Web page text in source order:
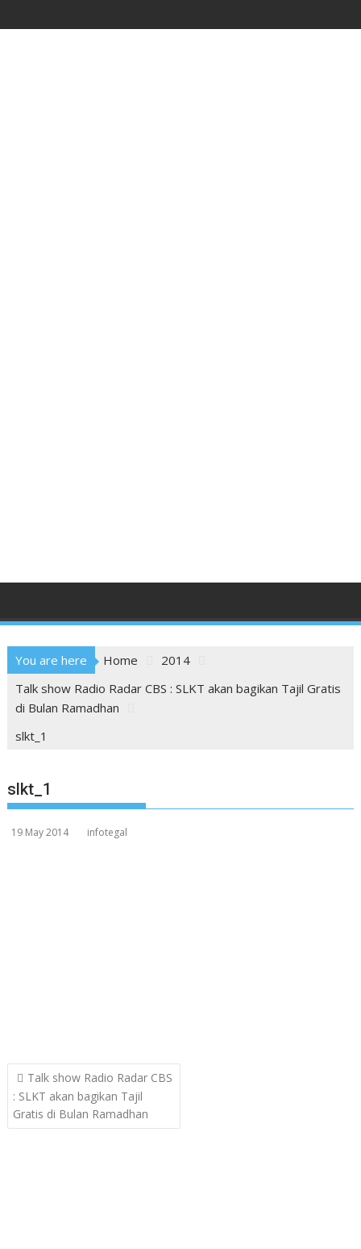
to
You are here Home
2014
Talk show Radio Radar CBS : SLKT akan bagikan Tajil Gratis
di Bulan Ramadhan
slkt_1
slkt_1
19 May 2014 infotegal
Post
navigation
Talk show Radio Radar CBS
: SLKT akan bagikan Tajil
Gratis di Bulan Ramadhan